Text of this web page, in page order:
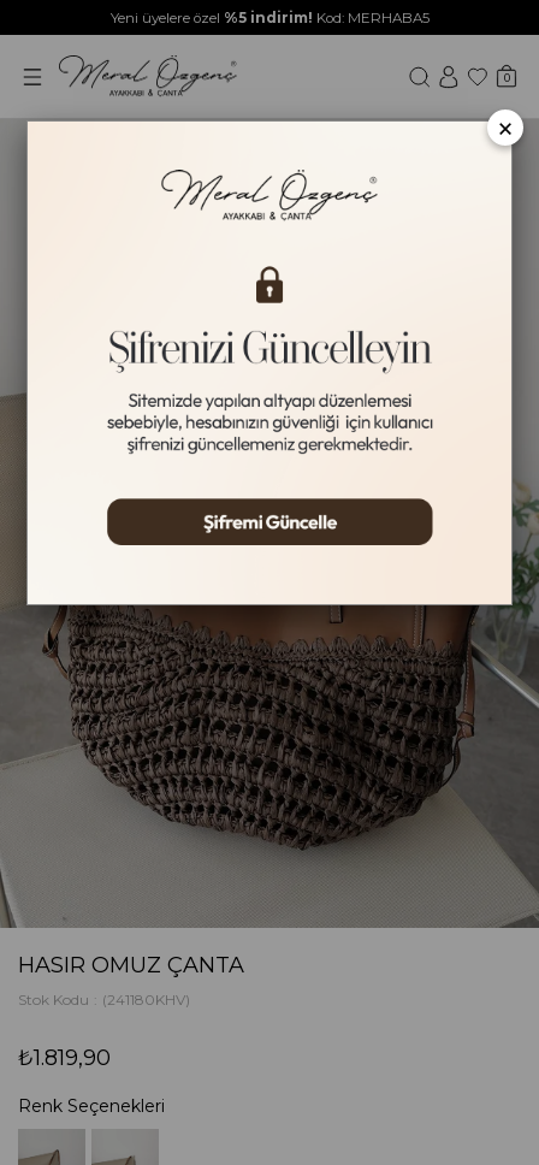
Yeni üyelere özel %5 indirim! Kod: MERHABA5
0
HASIR OMUZ ÇANTA
Stok Kodu (241180KHV)
₺1.819,90
Renk Seçenekleri
×